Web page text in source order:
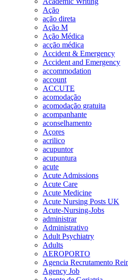
Ação
ação direta
Ação M
Ação Médica
acção médica
Accident & Emergency
Accident and Emergency
accommodation
account
ACCUTE
acomodação
acomodação gratuita
acompanhante
aconselhamento
Açores
acrilico
acupuntor
acupuntura
acute
Acute Admissions
Acute Care
Acute Medicine
Acute Nursing Posts UK
Acute-Nursing-Jobs
administrar
Administrativo
Adult Psychiatry
Adults
AEROPORTO
Agencia Recrutamento
Agency Job